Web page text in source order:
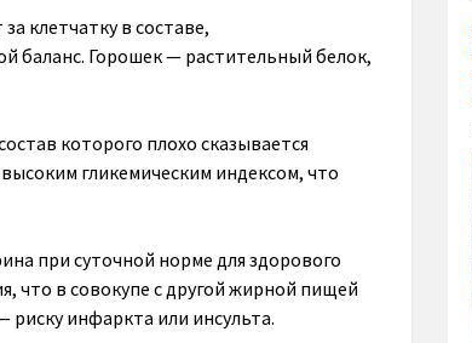
клетчатку в составе,
баланс. Горошек — растительный белок,
которого плохо сказывается
гликемическим индексом, что
при суточной норме для здорового
что в совокупе с другой жирной пищей
инфаркта или инсульта.